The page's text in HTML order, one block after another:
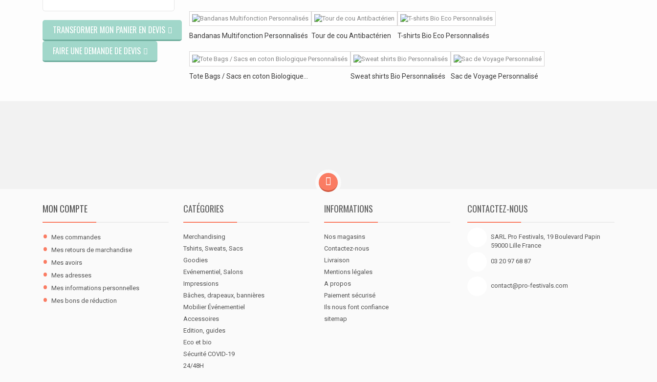
TRANSFORMER MON PANIER EN DEVIS
FAIRE UNE DEMANDE DE DEVIS
Bandanas Multifonction Personnalisés Tour de cou Antibactérien T-shirts Bio Eco Personnalisés
Tote Bags / Sacs en coton Biologique... Sweat shirts Bio Personnalisés Sac de Voyage Personnalisé
MON COMPTE
Mes commandes
Mes retours de marchandise
Mes avoirs
Mes adresses
Mes informations personnelles
Mes bons de réduction
CATÉGORIES
Merchandising
Tshirts, Sweats, Sacs
Goodies
Evénementiel, Salons
Impressions
Bâches, drapeaux, bannières
Mobilier Événementiel
Accessoires
Edition, guides
Eco et bio
Sécurité COVID-19
24/48H
INFORMATIONS
Nos magasins
Contactez-nous
Livraison
Mentions légales
A propos
Paiement sécurisé
Ils nous font confiance
sitemap
CONTACTEZ-NOUS
SARL Pro Festivals, 19 Boulevard Papin
59000 Lille France
03 20 97 68 87
contact@pro-festivals.com